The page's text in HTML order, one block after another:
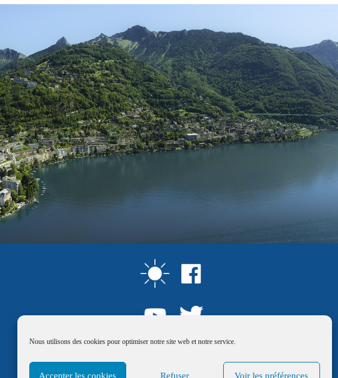
Nous utilisons des cookies pour optimiser notre site web et notre service.
Accepter les cookies Refuser Voir les préférences